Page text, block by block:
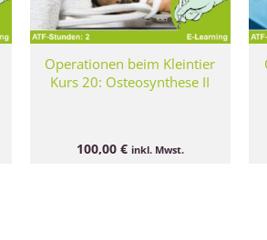
Operationen beim Kleintier
Kurs 20: Osteosynthese II
100,00 € inkl. Mwst.